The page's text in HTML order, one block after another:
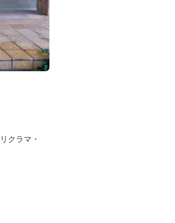
クラマ・